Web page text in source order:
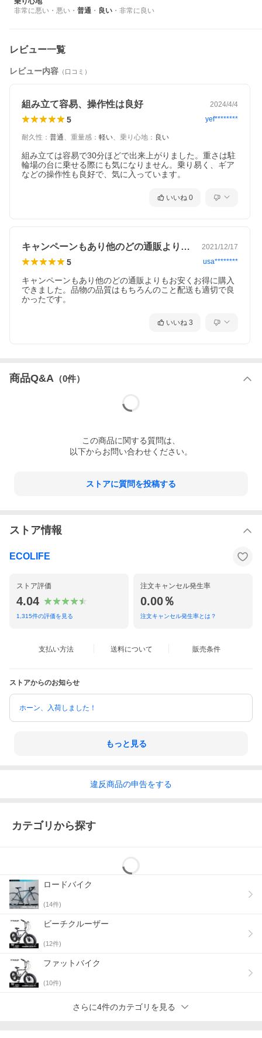
非常に悪い ・ 悪い ・ 普通 ・ 良い ・ 非常に良い
レビュー一覧
レビュー内容 （口コミ）
組み立て容易、操作性は良好 2024/4/4
5 yef********
耐久性 ： 普通、 重量感 ： 軽い、 乗り心地 ： 良い
組み立ては容易で30分ほどで出来上がりました。重さは駐
輪場の台に乗せる際にも気になりません。乗り易く、ギア
などの操作性も良好で、気に入っています。
いいね 0
キャンペーンもあり他のどの通販よりもお… 2021/12/17
5 usa********
キャンペーンもあり他のどの通販よりもお安くお得に購入
できました。品物の品質はもちろんのこと配送も適切で良
かったです。
いいね 3
商品Q&A （0件）
この商品に関する質問は、
以下からお問い合わせください。
ストアに質問を投稿する
ストア情報
ECOLIFE
ストア評価
4.04
1,315件の評価を見る
注文キャンセル発生率
0.00％
注文キャンセル発生率とは？
支払い方法 送料について 販売条件
ストアからのお知らせ
ホーン、入荷しました！
もっと見る
違反商品の申告をする
カテゴリから探す
ロードバイク
(14件)
ビーチクルーザー
(12件)
ファットバイク
(10件)
さらに4件のカテゴリを見る